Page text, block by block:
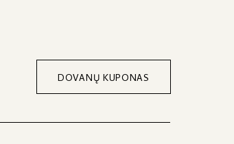
DOVANŲ KUPONAS